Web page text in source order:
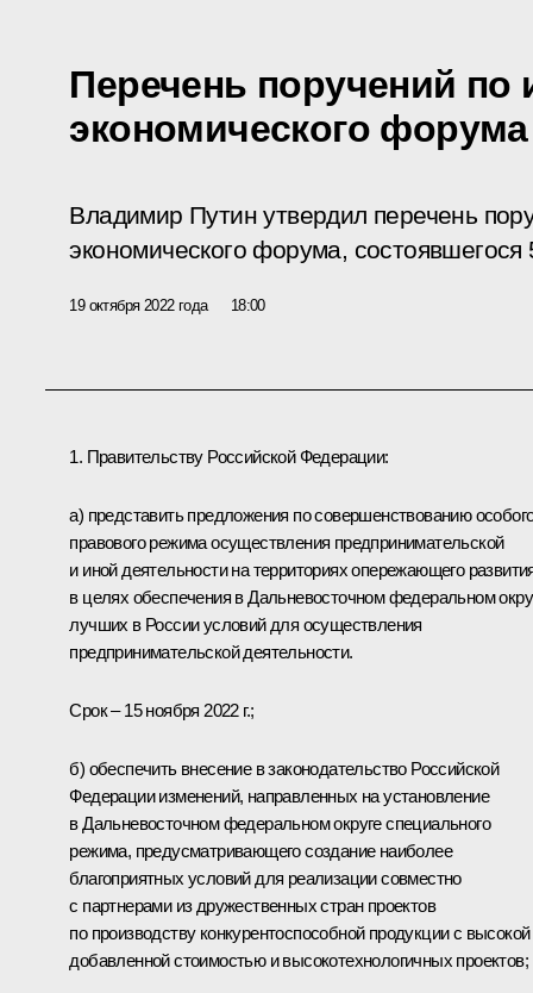
Перечень поручений по
экономического форума
Владимир Путин утвердил перечень
экономического форума, состоявшегося
19 октября 2022 года 18:00
1. Правительству Российской Федерации:
а) представить предложения по совершенствованию
правового режима осуществления предпринимательской
и иной деятельности на территориях опережающего
в целях обеспечения в Дальневосточном федеральном
лучших в России условий для осуществления
предпринимательской деятельности.
Срок – 15 ноября 2022 г.;
б) обеспечить внесение в законодательство Российской
Федерации изменений, направленных на установление
в Дальневосточном федеральном округе специального
режима, предусматривающего создание наиболее
благоприятных условий для реализации совместно
с партнерами из дружественных стран проектов
по производству конкурентоспособной продукции с высокой
добавленной стоимостью и высокотехнологичных проектов;